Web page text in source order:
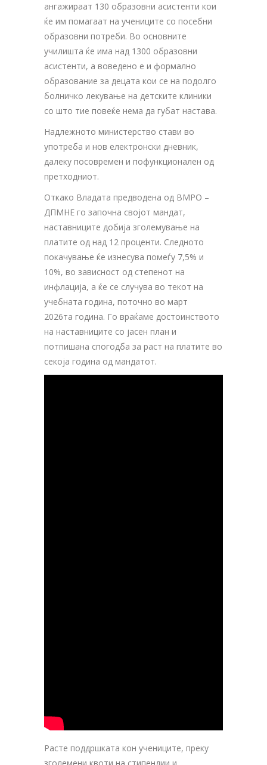
ангажираат 130 образовни асистенти кои
ќе им помагаат на учениците со посебни
образовни потреби. Во основните
училишта ќе има над 1300 образовни
асистенти, а воведено е и формално
образование за децата кои се на подолго
болничко лекување на детските клиники
со што тие повеќе нема да губат настава.
Надлежното министерство стави во
употреба и нов електронски дневник,
далеку посовремен и пофункционален од
претходниот.
Откако Владата предводена од ВМРО –
ДПМНЕ го започна својот мандат,
наставниците добија зголемување на
платите од над 12 проценти. Следното
покачување ќе изнесува помеѓу 7,5% и
10%, во зависност од степенот на
инфлација, а ќе се случува во текот на
учебната година, поточно во март
2026та година. Го враќаме достоинството
на наставниците со јасен план и
потпишана спогодба за раст на платите во
секоја година од мандатот.
Расте поддршката кон учениците, преку